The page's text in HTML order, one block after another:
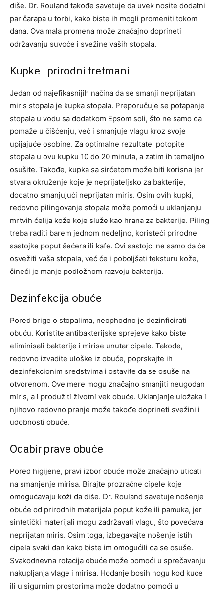
diše. Dr. Rouland takođe savetuje da uvek nosite dodatni
par čarapa u torbi, kako biste ih mogli promeniti tokom
dana. Ova mala promena može značajno doprineti
održavanju suvoće i svežine vaših stopala.
Kupke i prirodni tretmani
Jedan od najefikasnijih načina da se smanji neprijatan
miris stopala je kupka stopala. Preporučuje se potapanje
stopala u vodu sa dodatkom Epsom soli, što ne samo da
pomaže u čišćenju, već i smanjuje vlagu kroz svoje
upijajuće osobine. Za optimalne rezultate, potopite
stopala u ovu kupku 10 do 20 minuta, a zatim ih temeljno
osušite. Takođe, kupka sa sirćetom može biti korisna jer
stvara okruženje koje je neprijateljsko za bakterije,
dodatno smanjujući neprijatan miris. Osim ovih kupki,
redovno pilingovanje stopala može pomoći u uklanjanju
mrtvih ćelija kože koje služe kao hrana za bakterije. Piling
treba raditi barem jednom nedeljno, koristeći prirodne
sastojke poput šećera ili kafe. Ovi sastojci ne samo da će
osvežiti vaša stopala, već će i poboljšati teksturu kože,
čineći je manje podložnom razvoju bakterija.
Dezinfekcija obuće
Pored brige o stopalima, neophodno je dezinficirati
obuću. Koristite antibakterijske sprejeve kako biste
eliminisali bakterije i mirise unutar cipele. Takođe,
redovno izvadite uloške iz obuće, poprskajte ih
dezinfekcionim sredstvima i ostavite da se osuše na
otvorenom. Ove mere mogu značajno smanjiti neugodan
miris, a i produžiti životni vek obuće. Uklanjanje uložaka i
njihovo redovno pranje može takođe doprineti svežini i
udobnosti obuće.
Odabir prave obuće
Pored higijene, pravi izbor obuće može značajno uticati
na smanjenje mirisa. Birajte prozračne cipele koje
omogućavaju koži da diše. Dr. Rouland savetuje nošenje
obuće od prirodnih materijala poput kože ili pamuka, jer
sintetički materijali mogu zadržavati vlagu, što povećava
neprijatan miris. Osim toga, izbegavajte nošenje istih
cipela svaki dan kako biste im omogućili da se osuše.
Svakodnevna rotacija obuće može pomoći u sprečavanju
nakupljanja vlage i mirisa. Hodanje bosih nogu kod kuće
ili u sigurnim prostorima može dodatno pomoći u